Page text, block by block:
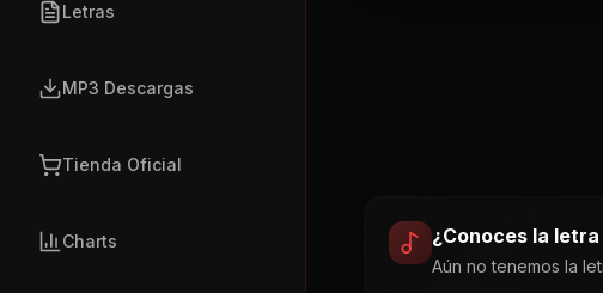
Letras
MP3 Descargas
Tienda Oficial
Charts ¿Conoces la
Aún no tenemos la